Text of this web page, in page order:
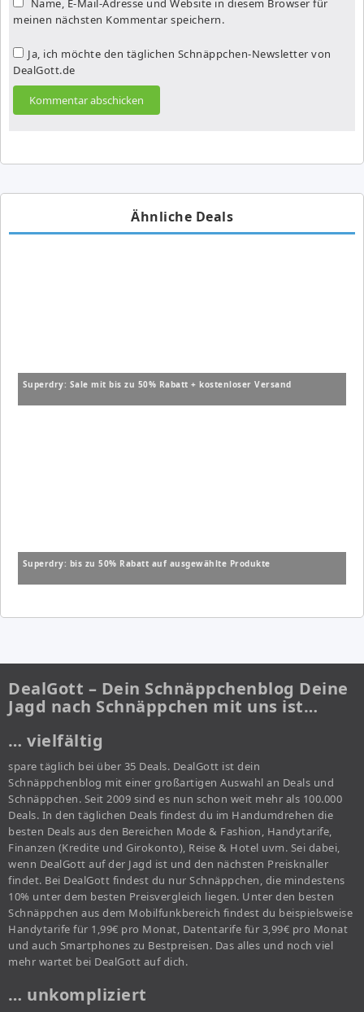
Name, E-Mail-Adresse und Website in diesem Browser für
meinen nächsten Kommentar speichern.
Ja, ich möchte den täglichen Schnäppchen-Newsletter von
DealGott.de
Ähnliche Deals
Superdry: Sale mit bis zu 50% Rabatt + kostenloser Versand
Superdry: bis zu 50% Rabatt auf ausgewählte Produkte
DealGott – Dein Schnäppchenblog Deine
Jagd nach Schnäppchen mit uns ist…
… vielfältig
spare täglich bei über 35 Deals. DealGott ist dein
Schnäppchenblog mit einer großartigen Auswahl an Deals und
Schnäppchen. Seit 2009 sind es nun schon weit mehr als 100.000
Deals. In den täglichen Deals findest du im Handumdrehen die
besten Deals aus den Bereichen Mode & Fashion, Handytarife,
Finanzen (Kredite und Girokonto), Reise & Hotel uvm. Sei dabei,
wenn DealGott auf der Jagd ist und den nächsten Preisknaller
findet. Bei DealGott findest du nur Schnäppchen, die mindestens
10% unter dem besten Preisvergleich liegen. Unter den besten
Schnäppchen aus dem Mobilfunkbereich findest du beispielsweise
Handytarife für 1,99€ pro Monat, Datentarife für 3,99€ pro Monat
und auch Smartphones zu Bestpreisen. Das alles und noch viel
mehr wartet bei DealGott auf dich.
… unkompliziert